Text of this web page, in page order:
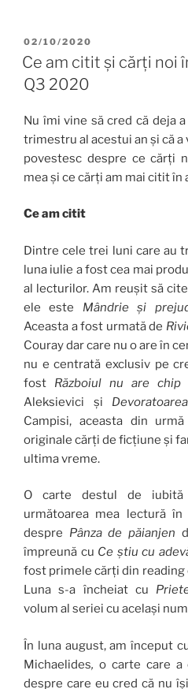
POSTED
ON
02/10/2020
Ce am citit și cărți noi
Q3 2020
Nu îmi vine să cred că deja
trimestru al acestui an și că
povestesc despre ce cărți
mea și ce cărți am mai citit în
Ce am citit
Dintre cele trei luni care au
luna iulie a fost cea mai
al lecturilor. Am reușit să
ele este Mândrie și
Aceasta a fost urmată de
Couray dar care nu o are în
nu e centrată exclusiv pe
fost Războiul nu are chip
Aleksievici și
Campisi, aceasta din
originale cărți de ficțiune și
ultima vreme.
O carte destul de
următoarea mea lectură
despre Pânza de păianjen
împreună cu Ce știu cu
fost primele cărți din reading
Luna s-a încheiat cu
volum al seriei cu același
În luna august, am început
Michaelides, o carte care a
despre care eu cred că nu